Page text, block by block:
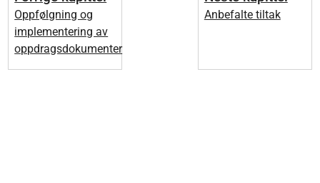
Oppfølgning og
implementering av
oppdragsdokumenter
Anbefalte tiltak